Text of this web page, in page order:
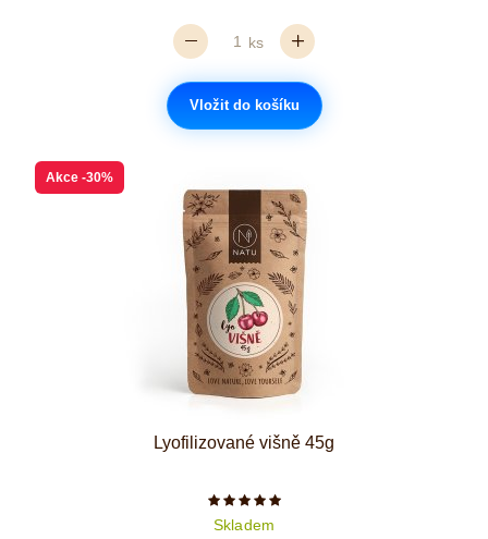
ks
Vložit do košíku
Akce -30%
Lyofilizované višně 45g
Počet hvězdiček je 5 z 5
Skladem